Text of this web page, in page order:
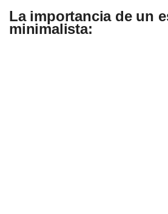
La importancia de un
minimalista: